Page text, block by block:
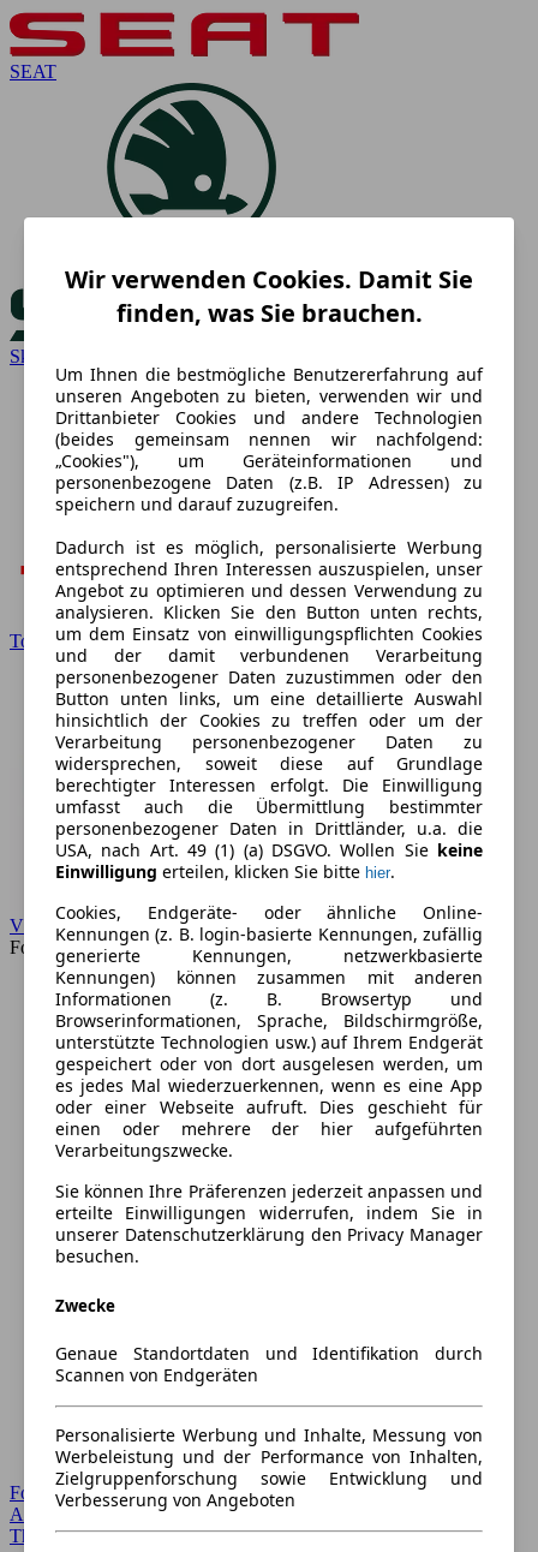
SEAT
Skoda
Toyota
VW
Forum
Forum Startseite
Alle Auto-Foren
Themen-Forum
Wir verwenden Cookies. Damit Sie
finden, was Sie brauchen.
Um Ihnen die bestmögliche Benutzererfahrung auf
unseren Angeboten zu bieten, verwenden wir und
Drittanbieter Cookies und andere Technologien
(beides gemeinsam nennen wir nachfolgend:
„Cookies"), um Geräteinformationen und
personenbezogene Daten (z.B. IP Adressen) zu
speichern und darauf zuzugreifen.
Dadurch ist es möglich, personalisierte Werbung
entsprechend Ihren Interessen auszuspielen, unser
Angebot zu optimieren und dessen Verwendung zu
analysieren. Klicken Sie den Button unten rechts,
um dem Einsatz von einwilligungspflichten Cookies
und der damit verbundenen Verarbeitung
personenbezogener Daten zuzustimmen oder den
Button unten links, um eine detaillierte Auswahl
hinsichtlich der Cookies zu treffen oder um der
Verarbeitung personenbezogener Daten zu
widersprechen, soweit diese auf Grundlage
berechtigter Interessen erfolgt. Die Einwilligung
umfasst auch die Übermittlung bestimmter
personenbezogener Daten in Drittländer, u.a. die
USA, nach Art. 49 (1) (a) DSGVO. Wollen Sie keine
Einwilligung erteilen, klicken Sie bitte hier.
Cookies, Endgeräte- oder ähnliche Online-
Kennungen (z. B. login-basierte Kennungen, zufällig
generierte Kennungen, netzwerkbasierte
Kennungen) können zusammen mit anderen
Informationen (z. B. Browsertyp und
Browserinformationen, Sprache, Bildschirmgröße,
unterstützte Technologien usw.) auf Ihrem Endgerät
gespeichert oder von dort ausgelesen werden, um
es jedes Mal wiederzuerkennen, wenn es eine App
oder einer Webseite aufruft. Dies geschieht für
einen oder mehrere der hier aufgeführten
Verarbeitungszwecke.
Sie können Ihre Präferenzen jederzeit anpassen und
erteilte Einwilligungen widerrufen, indem Sie in
unserer Datenschutzerklärung den Privacy Manager
besuchen.
Zwecke
Genaue Standortdaten und Identifikation durch
Scannen von Endgeräten
Personalisierte Werbung und Inhalte, Messung von
Werbeleistung und der Performance von Inhalten,
Zielgruppenforschung sowie Entwicklung und
Verbesserung von Angeboten